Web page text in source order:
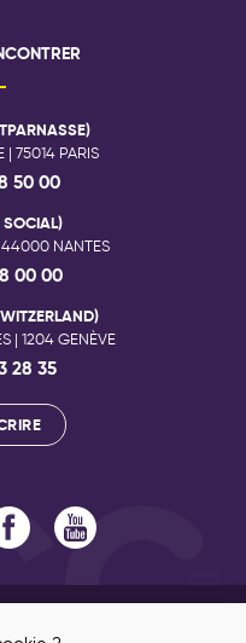
| 75014 PARIS
50 00
SOCIAL)
44000 NANTES
00 00
| 1204 GENÈVE
28 35
RSE